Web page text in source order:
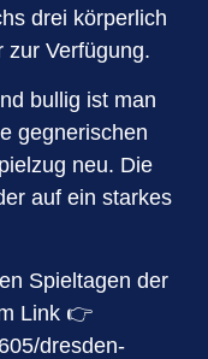
drei körperlich
zur Verfügung.
bullig ist man
gegnerischen
neu. Die
auf ein starkes
Spieltagen der
Link 👉
dresden-